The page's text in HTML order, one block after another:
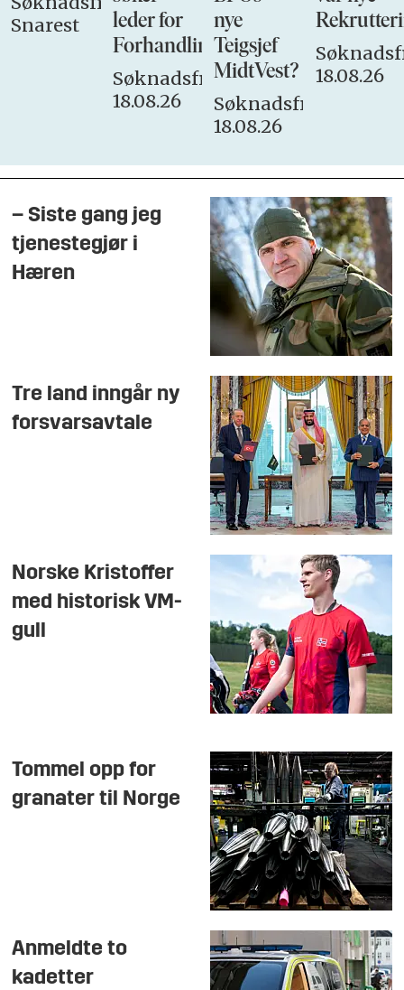
Snarest
leder for
Forhandlingsutvalget
Søknadsfrist:
18.08.26
nye
Teigsjef
MidtVest?
Søknadsfrist:
18.08.26
18.08.26
– Siste gang jeg
tjenestegjør i
Hæren
Tre land inngår ny
forsvarsavtale
Norske Kristoffer
med historisk VM-
gull
Tommel opp for
granater til Norge
Anmeldte to
kadetter